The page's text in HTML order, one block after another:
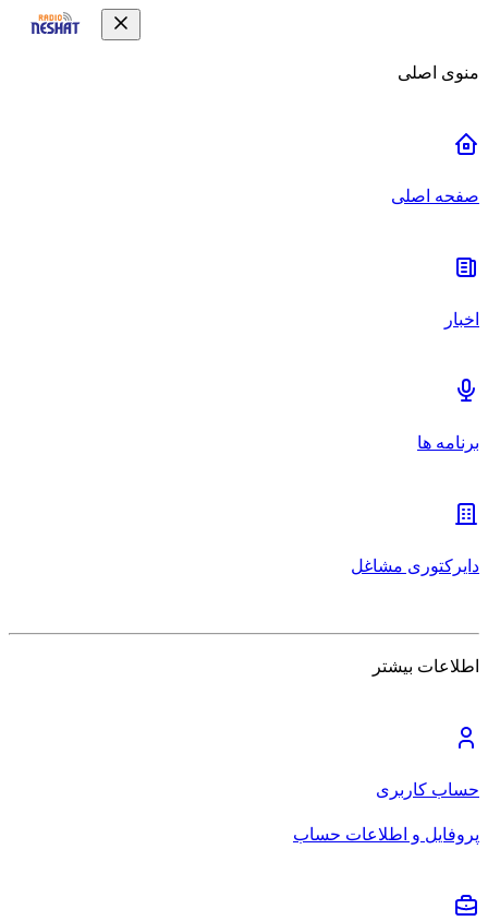
منوی اصلی
صفحه اصلی
اخبار
برنامه ها
دایرکتوری مشاغل
اطلاعات بیشتر
حساب کاربری
پروفایل و اطلاعات حساب